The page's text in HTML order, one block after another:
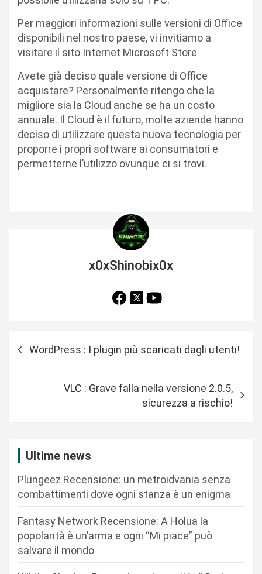
Per maggiori informazioni sulle versioni di Office
disponibili nel nostro paese, vi invitiamo a
visitare il sito Internet Microsoft Store
Avete già deciso quale versione di Office
acquistare? Personalmente ritengo che la
migliore sia la Cloud anche se ha un costo
annuale. Il Cloud è il futuro, molte aziende hanno
deciso di utilizzare questa nuova tecnologia per
proporre i propri software ai consumatori e
permetterne l’utilizzo ovunque ci si trovi.
x0xShinobix0x
WordPress : I plugin più scaricati dagli utenti!
VLC : Grave falla nella versione 2.0.5,
sicurezza a rischio!
Ultime news
Plungeez Recensione: un metroidvania senza
combattimenti dove ogni stanza è un enigma
Fantasy Network Recensione: A Holua la
popolarità è un’arma e ogni “Mi piace” può
salvare il mondo